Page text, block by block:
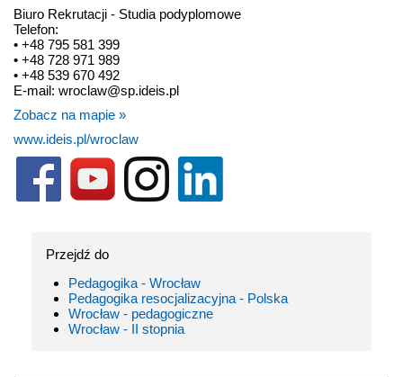
Biuro Rekrutacji - Studia podyplomowe
Telefon:
• +48 795 581 399
• +48 728 971 989
• +48 539 670 492
E-mail: wroclaw@sp.ideis.pl
Zobacz na mapie »
www.ideis.pl/wroclaw
Przejdź do
Pedagogika - Wrocław
Pedagogika resocjalizacyjna - Polska
Wrocław - pedagogiczne
Wrocław - II stopnia